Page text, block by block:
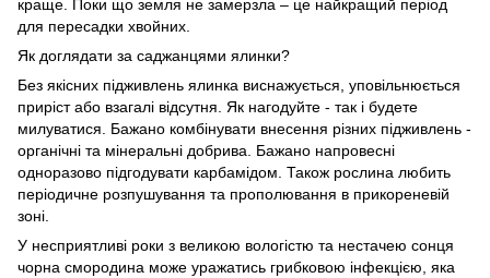
краще. Поки що земля не замерзла – це найкращий період
для пересадки хвойних.
Як доглядати за саджанцями ялинки?
Без якісних підживлень ялинка виснажується, уповільнюється
приріст або взагалі відсутня. Як нагодуйте - так і будете
милуватися. Бажано комбінувати внесення різних підживлень -
органічні та мінеральні добрива. Бажано напровесні
одноразово підгодувати карбамідом. Також рослина любить
періодичне розпушування та прополювання в прикореневій
зоні.
У несприятливі роки з великою вологістю та нестачею сонця
чорна смородина може уражатись грибковою інфекцією, яка